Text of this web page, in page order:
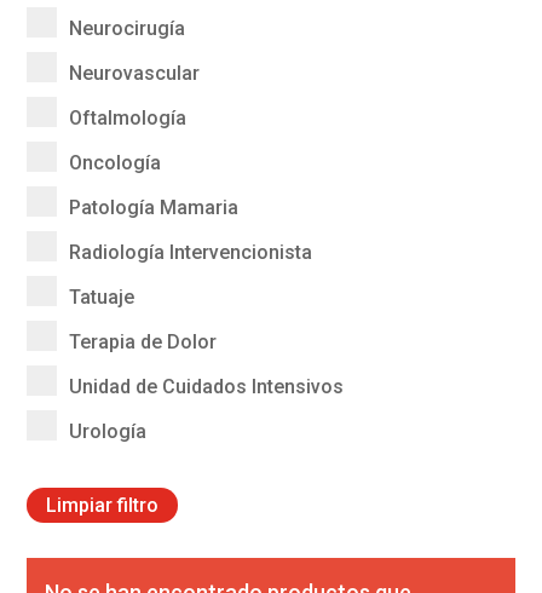
Neurocirugía
Neurovascular
Oftalmología
Oncología
Patología Mamaria
Radiología Intervencionista
Tatuaje
Terapia de Dolor
Unidad de Cuidados Intensivos
Urología
Limpiar filtro